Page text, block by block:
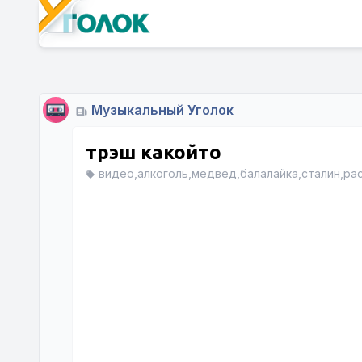
Музыкальный Уголок
трэш какойто